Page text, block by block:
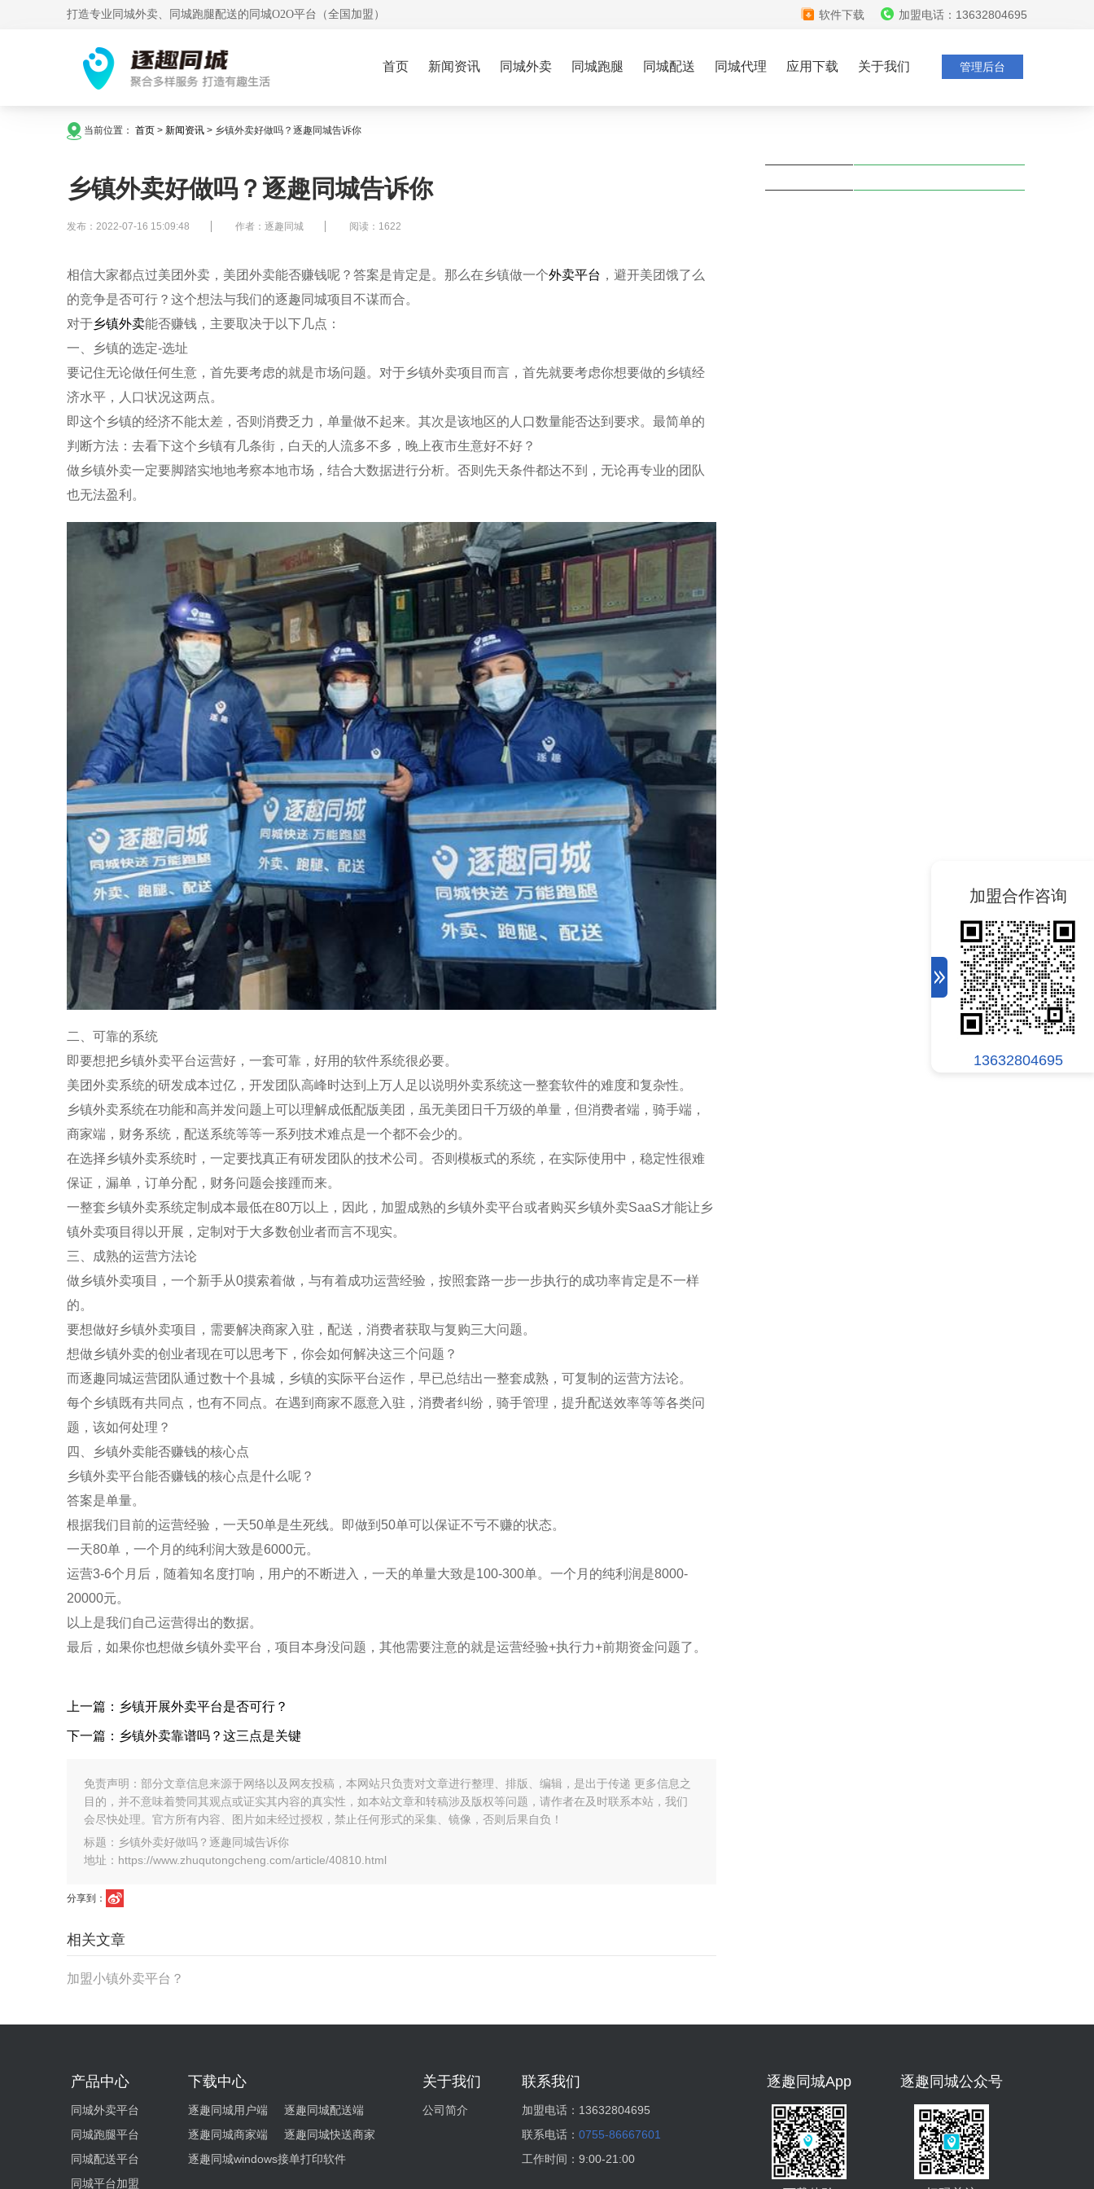
打造专业同城外卖、同城跑腿配送的同城O2O平台（全国加盟） 软件下载 加盟电话：13632804695
首页 新闻资讯 同城外卖 同城跑腿 同城配送 同城代理 应用下载 关于我们 管理后台
加盟合作咨询
13632804695
当前位置： 首页 > 新闻资讯 > 乡镇外卖好做吗？逐趣同城告诉你
乡镇外卖好做吗？逐趣同城告诉你
发布：2022-07-16 15:09:48 作者：逐趣同城 阅读：1622
相信大家都点过美团外卖，美团外卖能否赚钱呢？答案是肯定是。那么在乡镇做一个外卖平台 ，避开美团饿了么
的竞争是否可行？这个想法与我们的逐趣同城项目不谋而合。
对于乡镇外卖能否赚钱，主要取决于以下几点：
一、乡镇的选定-选址
要记住无论做任何生意，首先要考虑的就是市场问题。对于乡镇外卖项目而言，首先就要考虑你想要做的乡镇经
济水平，人口状况这两点。
即这个乡镇的经济不能太差，否则消费乏力，单量做不起来。其次是该地区的人口数量能否达到要求。最简单的
判断方法： 去看下这个乡镇有几条街，白天的人流多不多，晚上夜市生意好不好？
做乡镇外卖一定要脚踏实地地考察本地市场，结合大数据进行分析。否则先天条件都达不到，无论再专业的团队
也无法盈利。
二、可靠的系统
即要想把乡镇外卖平台运营好，一套可靠，好用的软件系统很必要。
美团外卖系统的研发成本过亿，开发团队高峰时达到上万人足以说明外卖系统这一整套软件的难度和复杂性。
乡镇外卖系统在功能和高并发问题上可以理解成低配版美团，虽无美团日千万级的单量，但消费者端，骑手端，
商家端，财务系统，配送系统等等一系列技术难点是一个都不会少的。
在选择乡镇外卖系统时，一定要找真正有研发团队的技术公司。否则模板式的系统，在实际使用中，稳定性很难
保证，漏单，订单分配，财务问题会接踵而来。
一整套乡镇外卖系统定制 成本最低在80万以上，因此，加盟成熟的乡镇外卖平台或者购买乡镇外卖SaaS才能让乡
镇外卖项目得以开展，定制对于大多数创业者而言不现实。
三、成熟的运营方法论
做乡镇外卖项目，一个新手从0摸索着做，与有着成功运营经验，按照套路一步一步执行的成功率肯定是不一样
的。
要想做好乡镇外卖项目，需要解决商家入驻，配送，消费者获取与复购三大问题。
想做乡镇外卖的创业者现在可以思考下，你会如何解决这三个问题？
而逐趣同城运营团队通过数十个县城，乡镇的实际平台运作，早已总结出一整套成熟，可复制的运营方法论。
每个乡镇既有共同点，也有不同点。在遇到商家不愿意入驻，消费者纠纷，骑手管理，提升配送效率等等各类问
题，该如何处理？
四、乡镇外卖能否赚钱的核心点
乡镇外卖平台能否赚钱的核心点是什么呢？
答案是单量。
根据我们目前的运营经验，一天50单是生死线。即做到50单可以保证不亏不赚的状态。
一天80单，一个月的纯利润大致是6000元。
运营3-6个月后，随着知名度打响，用户的不断进入，一天的单量大致是100-300单。一个月的纯利润是8000-
20000元。
以上是我们自己运营得出的数据。
最后，如果你也想做乡镇外卖平台，项目本身没问题，其他需要注意的就是运营经验+执行力+前期资金问题了。
上一篇：乡镇开展外卖平台是否可行？
下一篇：乡镇外卖靠谱吗？这三点是关键
免责声明：部分文章信息来源于网络以及网友投稿，本网站只负责对文章进行整理、排版、编辑，是出于传递 更多信息之
目的，并不意味着赞同其观点或证实其内容的真实性，如本站文章和转稿涉及版权等问题，请作者在及时联系本站，我们
会尽快处理。官方所有内容、图片如未经过授权，禁止任何形式的采集、镜像，否则后果自负！
标题：乡镇外卖好做吗？逐趣同城告诉你
地址：https://www.zhuqutongcheng.com/article/40810.html
分享到：
相关文章
加盟小镇外卖平台？
产品中心
同城外卖平台
同城跑腿平台
同城配送平台
同城平台加盟
下载中心
逐趣同城用户端
逐趣同城配送端
逐趣同城商家端
逐趣同城快送商家
逐趣同城windows接单打印软件
关于我们
公司简介
联系我们
加盟电话： 13632804695
联系电话： 0755-86667601
工作时间： 9:00-21:00
逐趣同城App 逐趣同城公众号